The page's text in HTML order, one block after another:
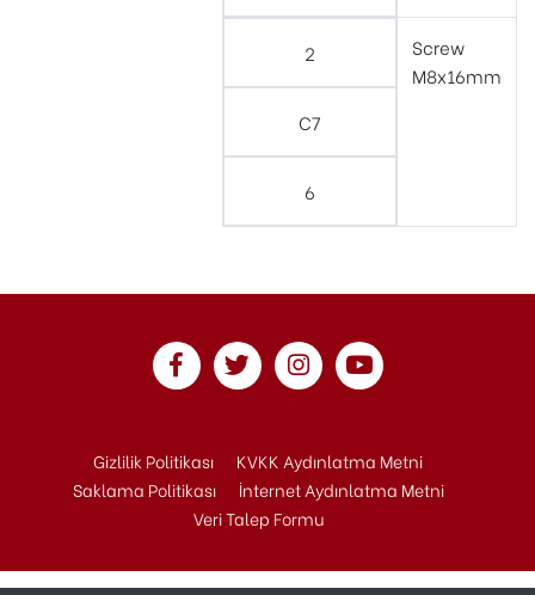
2
C7
6
Screw
M8x16mm
Gizlilik Politikası
KVKK Aydınlatma Metni
Saklama Politikası
İnternet Aydınlatma Metni
Veri Talep Formu